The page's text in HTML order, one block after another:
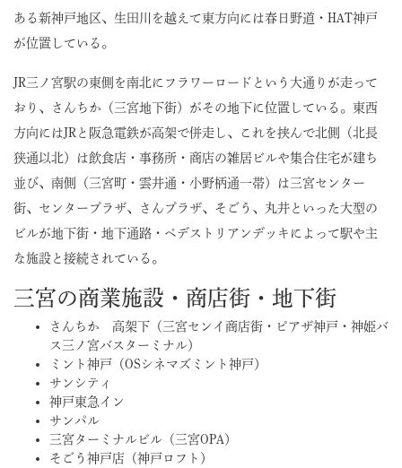
ある新神戸地区、生田川を越えて東方向には春日野道・HAT神戸
が位置している。
JR三ノ宮駅の東側を南北にフラワーロードという大通りが走って
おり、さんちか（三宮地下街）がその地下に位置している。東西
方向にはJRと阪急電鉄が高架で併走し、これを挟んで北側（北長
狭通以北）は飲食店・事務所・商店の雑居ビルや集合住宅が建ち
並び、南側（三宮町・雲井通・小野柄通一帯）は三宮センター
街、センタープラザ、さんプラザ、そごう、丸井といった大型の
ビルが地下街・地下通路・ペデストリアンデッキによって駅や主
な施設と接続されている。
三宮の商業施設・商店街・地下街
さんちか 高架下（三宮センイ商店街・ピアザ神戸・神姫バ
ス三ノ宮バスターミナル）
ミント神戸（OSシネマズミント神戸）
サンシティ
神戸東急イン
サンパル
三宮ターミナルビル（三宮OPA）
そごう神戸店（神戸ロフト）